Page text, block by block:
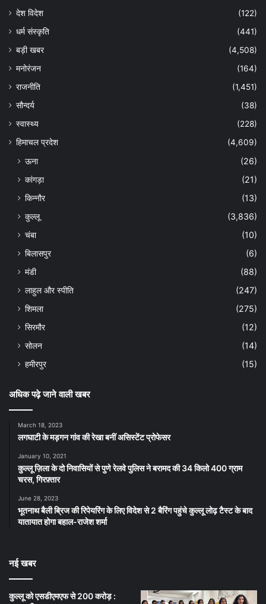
देश विदेश
(122)
धर्म संस्कृति
(441)
बड़ी खबर
(4,508)
मनोरंजन
(164)
राजनीति
(1,451)
सौन्दर्य
(38)
स्वास्थ्य
(228)
हिमाचल प्रदेश
(4,609)
ऊना
(26)
कांगड़ा
(21)
किन्नौर
(13)
कुल्लू
(3,836)
चंबा
(10)
बिलासपुर
(6)
मंडी
(88)
लाहुल और स्पीति
(247)
शिमला
(275)
सिरमौर
(12)
सोलन
(14)
हमीरपुर
(15)
अधिक पढ़े जाने वाली खबर
March 18, 2023
लगघाटी के मड़गन गांव की रेखा बनीं असिस्टेंट प्रोफेसर
January 10, 2021
कुल्लू ज़िला के दो निवासियों से पुणे रेलवे पुलिस ने बरामद की 34 किलो 400 ग्राम
चरस, गिरफ़्तार
June 28, 2023
भूतनाथ बैली ब्रिज की रिपेयरिंग के लिए विदेश से 2 बैरिंग पहुंचे कुल्लू लोढ़ टैस्ट के बाद
यातायात होगा बहाल-राजेश शर्मा
नई खबर
कुल्लू को एसडीएमएफ से 200 करोड़ :